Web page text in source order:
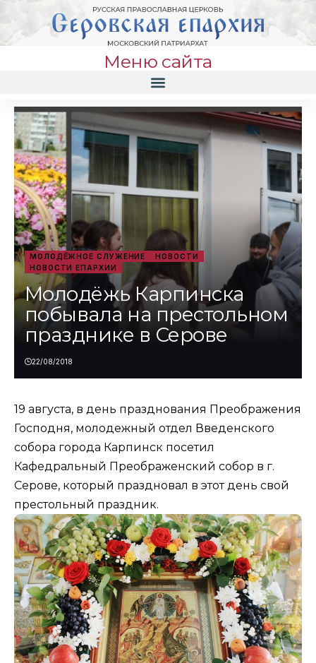
Меню сайта
МОЛОДЁЖНОЕ СЛУЖЕНИЕ
НОВОСТИ
НОВОСТИ ЕПАРХИИ
Молодёжь Карпинска
побывала на престольном
празднике в Серове
22/08/2018
19 августа, в день празднования Преображения
Господня, молодежный отдел Введенского
собора города Карпинск посетил
Кафедральный Преображенский собор в г.
Серове, который праздновал в этот день свой
престольный праздник.